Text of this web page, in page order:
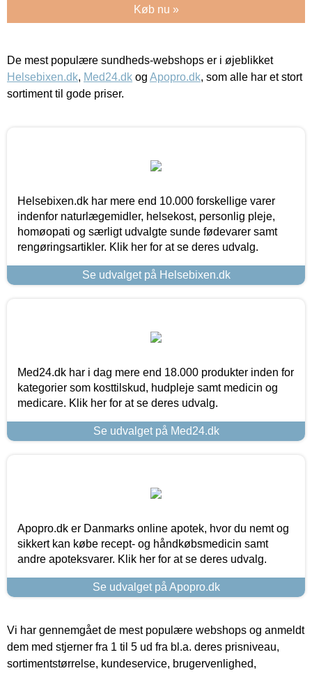
Køb nu »
De mest populære sundheds-webshops er i øjeblikket
Helsebixen.dk, Med24.dk og Apopro.dk, som alle har et stort
sortiment til gode priser.
Helsebixen.dk har mere end 10.000 forskellige varer
indenfor naturlægemidler, helsekost, personlig pleje,
homøopati og særligt udvalgte sunde fødevarer samt
rengøringsartikler. Klik her for at se deres udvalg.
Se udvalget på Helsebixen.dk
Med24.dk har i dag mere end 18.000 produkter inden for
kategorier som kosttilskud, hudpleje samt medicin og
medicare. Klik her for at se deres udvalg.
Se udvalget på Med24.dk
Apopro.dk er Danmarks online apotek, hvor du nemt og
sikkert kan købe recept- og håndkøbsmedicin samt
andre apoteksvarer. Klik her for at se deres udvalg.
Se udvalget på Apopro.dk
Vi har gennemgået de mest populære webshops og anmeldt
dem med stjerner fra 1 til 5 ud fra bl.a. deres prisniveau,
sortimentstørrelse, kundeservice, brugervenlighed,